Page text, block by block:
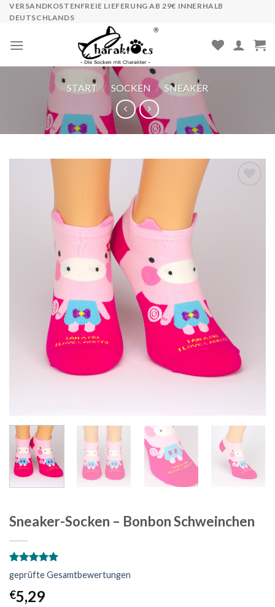
SkipVERSANDKOSTENFREIE LIEFERUNG AB 29€ INNERHALB
DEUTSCHLANDS
START / SOCKEN / SNEAKER
Sneaker-Socken – Bonbon Schweinchen
Bewertet
mit 5.00
von 5,
basierend
1
geprüfte Gesamtbewertungen
€5,29